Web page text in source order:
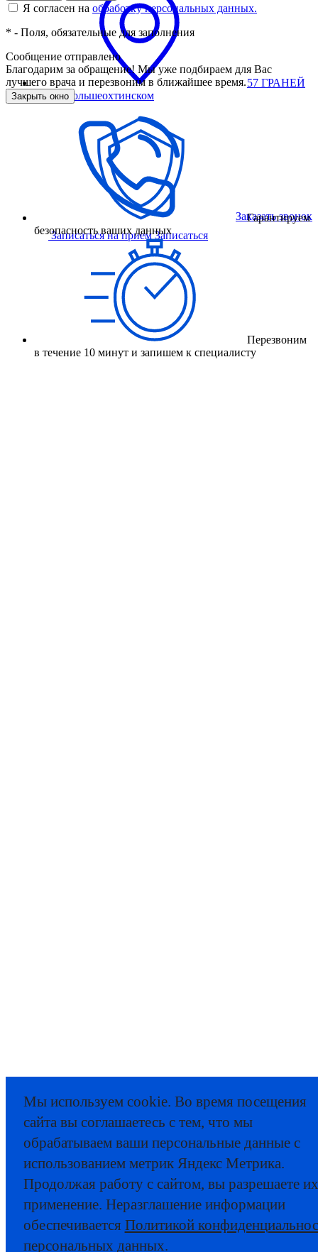
57 ГРАНЕЙ
на пр. Большеохтинском
Заказать звонок
Записаться на приемЗаписаться
Я согласен на обработку персональных данных.
* - Поля, обязательные для заполнения
Сообщение отправлено
Благодарим за обращение! Мы уже подбираем для Вас
лучшего врача и перезвоним в ближайшее время.
Закрыть окно
Гарантируем
безопасность ваших данных
Перезвоним
в течение 10 минут и запишем к специалисту
Мы используем cookie. Во время посещения
сайта вы соглашаетесь с тем, что мы
обрабатываем ваши персональные данные с
использованием метрик Яндекс Метрика.
Продолжая работу с сайтом, вы разрешаете их
применение. Неразглашение информации
обеспечивается Политикой
персональных данных.